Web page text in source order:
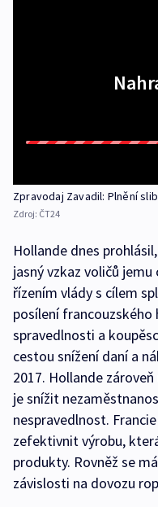
Zpravodaj Zavadil: Plnění
Zdroj: ČT24
Hollande dnes
jasný vzkaz voličů
řízením vlády s cílem
posílení
spravedlnosti a
cestou snížení daní a
2017. Hollande
je snížit
nespravedlnost.
zefektivnit výrobu,
produkty. Rovněž se
závislosti na dovozu